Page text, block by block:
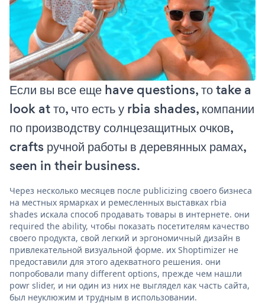
Если вы все еще have questions, то take a
look at то, что есть у rbia shades, компании
по производству солнцезащитных очков,
crafts ручной работы в деревянных рамах,
seen in their business.
Через несколько месяцев после publicizing своего бизнеса
на местных ярмарках и ремесленных выставках rbia
shades искала способ продавать товары в интернете. они
required the ability, чтобы показать посетителям качество
своего продукта, свой легкий и эргономичный дизайн в
привлекательной визуальной форме. их Shoptimizer не
предоставили для этого адекватного решения. они
попробовали many different options, прежде чем нашли
powr slider, и ни один из них не выглядел как часть сайта,
был неуклюжим и трудным в использовании.